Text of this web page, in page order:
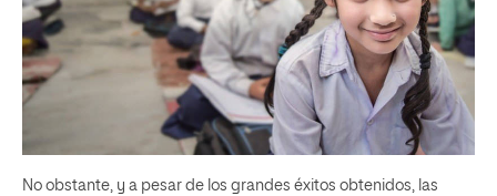
No obstante, y a pesar de los grandes éxitos obtenidos, las